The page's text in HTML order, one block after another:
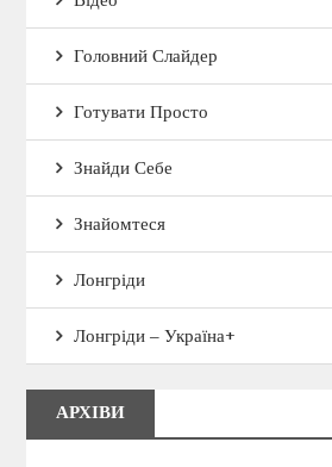
Головний Слайдер
Готувати Просто
Знайди Себе
Знайомтеся
Лонгріди
Лонгріди – Україна+
АРХІВИ